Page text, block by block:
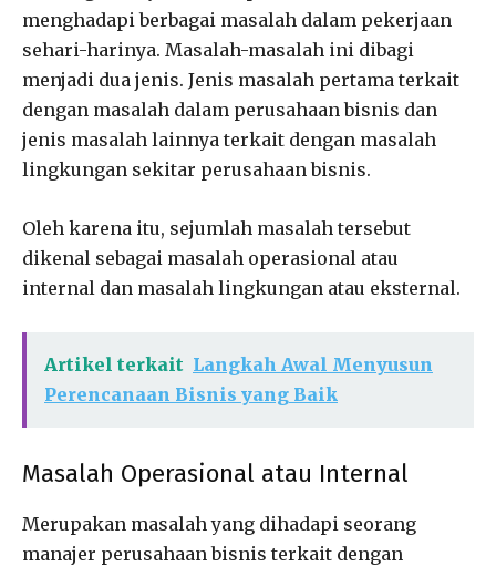
menghadapi berbagai masalah dalam pekerjaan
sehari-harinya. Masalah-masalah ini dibagi
menjadi dua jenis. Jenis masalah pertama terkait
dengan masalah dalam perusahaan bisnis dan
jenis masalah lainnya terkait dengan masalah
lingkungan sekitar perusahaan bisnis.
Oleh karena itu, sejumlah masalah tersebut
dikenal sebagai masalah operasional atau
internal dan masalah lingkungan atau eksternal.
Artikel terkait Langkah Awal Menyusun
Perencanaan Bisnis yang Baik
Masalah Operasional atau Internal
Merupakan masalah yang dihadapi seorang
manajer perusahaan bisnis terkait dengan